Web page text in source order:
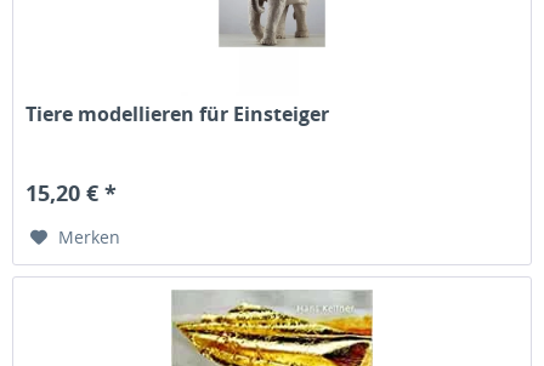
Tiere modellieren für Einsteiger
15,20 € *
Merken